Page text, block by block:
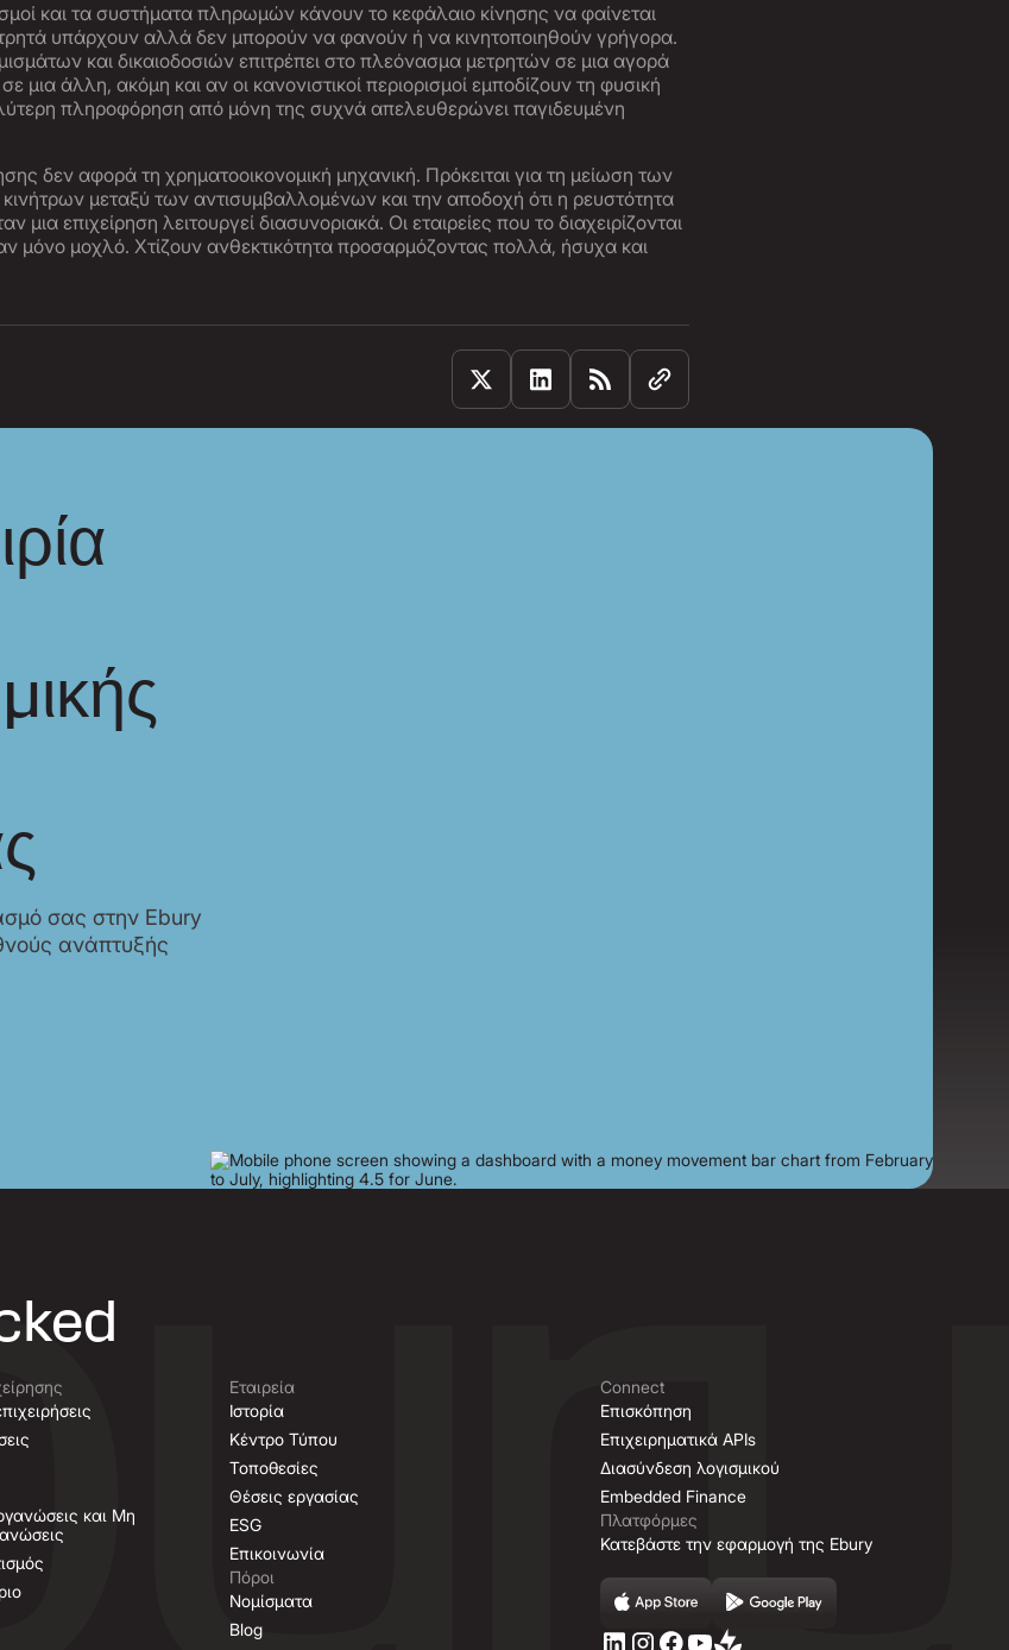
και τα συστήματα πληρωμών κάνουν το κεφάλαιο κίνησης να φαίνεται
υπάρχουν αλλά δεν μπορούν να φανούν ή να κινητοποιηθούν γρήγορα.
και δικαιοδοσιών επιτρέπει στο πλεόνασμα μετρητών σε μια αγορά
μια άλλη, ακόμη και αν οι κανονιστικοί περιορισμοί εμποδίζουν τη φυσική
πληροφόρηση από μόνη της συχνά απελευθερώνει παγιδευμένη
δεν αφορά τη χρηματοοικονομική μηχανική. Πρόκειται για τη μείωση των
μεταξύ των αντισυμβαλλομένων και την αποδοχή ότι η ρευστότητα
μια επιχείρηση λειτουργεί διασυνοριακά. Οι εταιρείες που το διαχειρίζονται
μόνο μοχλό. Χτίζουν ανθεκτικότητα προσαρμόζοντας πολλά, ήσυχα και
σας στην Ebury
ανάπτυξής
και Μη
Εταιρεία
Ιστορία
Κέντρο Τύπου
Τοποθεσίες
Θέσεις εργασίας
ESG
Επικοινωνία
Πόροι
Νομίσματα
Blog
Connect
Επισκόπηση
Επιχειρηματικά ΑΡΙs
Διασύνδεση λογισμικού
Embedded Finance
Πλατφόρμες
Κατεβάστε την εφαρμογή της Ebury